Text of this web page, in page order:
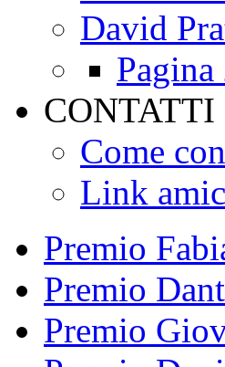
David
Pagina
CONTATTI
Come
Link
Premio
Premio
Premio